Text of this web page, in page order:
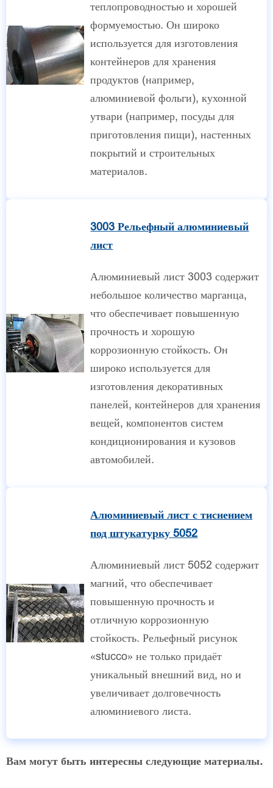
теплопроводностью и хорошей
формуемостью. Он широко
используется для изготовления
контейнеров для хранения
продуктов (например,
алюминиевой фольги), кухонной
утвари (например, посуды для
приготовления пищи), настенных
покрытий и строительных
материалов.
3003 Рельефный алюминиевый
лист
Алюминиевый лист 3003 содержит
небольшое количество марганца,
что обеспечивает повышенную
прочность и хорошую
коррозионную стойкость. Он
широко используется для
изготовления декоративных
панелей, контейнеров для хранения
вещей, компонентов систем
кондиционирования и кузовов
автомобилей.
Алюминиевый лист с тиснением
под штукатурку 5052
Алюминиевый лист 5052 содержит
магний, что обеспечивает
повышенную прочность и
отличную коррозионную
стойкость. Рельефный рисунок
«stucco» не только придаёт
уникальный внешний вид, но и
увеличивает долговечность
алюминиевого листа.
Вам могут быть интересны следующие материалы.